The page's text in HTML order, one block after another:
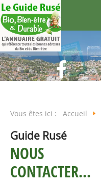
Vous êtes ici : Accueil
Guide Rusé
NOUS
CONTACTER...